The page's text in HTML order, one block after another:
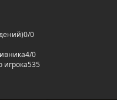
0/0
4/0
535